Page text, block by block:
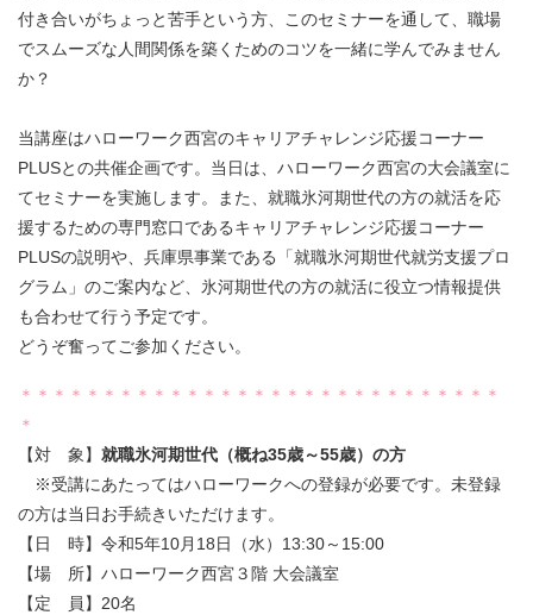
付き合いがちょっと苦手という方、このセミナーを通して、職場
でスムーズな人間関係を築くためのコツを一緒に学んでみません
か？
当講座はハローワーク西宮のキャリアチャレンジ応援コーナー
PLUSとの共催企画です。当日は、ハローワーク西宮の大会議室に
てセミナーを実施します。また、就職氷河期世代の方の就活を応
援するための専門窓口であるキャリアチャレンジ応援コーナー
PLUSの説明や、兵庫県事業である「就職氷河期世代就労支援プロ
グラム」のご案内など、氷河期世代の方の就活に役立つ情報提供
も合わせて行う予定です。
どうぞ奮ってご参加ください。
＊＊＊＊＊＊＊＊＊＊＊＊＊＊＊＊＊＊＊＊＊＊＊＊＊＊＊＊＊
＊
【対 象】 就職氷河期世代（概ね35歳～55歳）の方
※受講にあたってはハローワークへの登録が必要です。未登録
の方は当日お手続きいただけます。
【日 時】令和5年10月18日（水）13:30～15:00
【場 所】ハローワーク西宮３階 大会議室
【定 員】20名